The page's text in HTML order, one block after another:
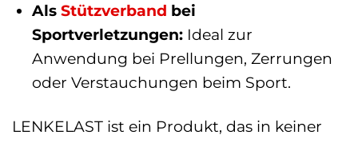
Als Stützverband bei
Sportverletzungen:Ideal zur
Anwendung bei Prellungen, Zerrungen
oder Verstauchungen beim Sport.
LENKELAST ist ein Produkt, das in keiner